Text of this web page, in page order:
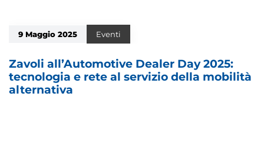
9 Maggio 2025 Eventi
Zavoli all’Automotive Dealer Day 2025:
tecnologia e rete al servizio della mobilità
alternativa